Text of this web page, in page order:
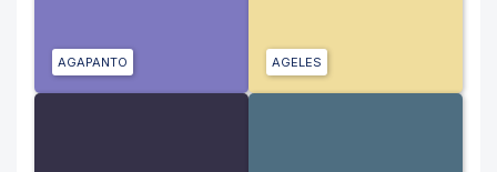
AGAPANTO AGELES